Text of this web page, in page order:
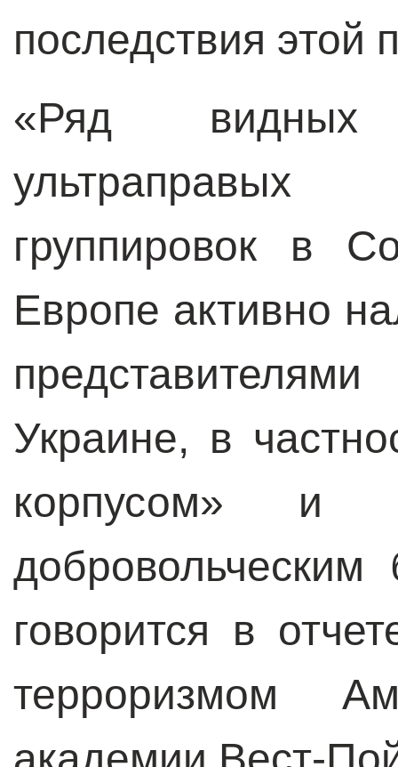
последствия этой
«Ряд видных
группировок в
Европе активно
Украине, в
корпусом» и
говорится в
терроризмом